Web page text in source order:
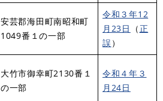
安芸郡海田町南昭和町
1049番１の一部
令和３年12
月23日
（正
誤 ）
大竹市御幸町2130番１
の一部
令和４年３
月24日